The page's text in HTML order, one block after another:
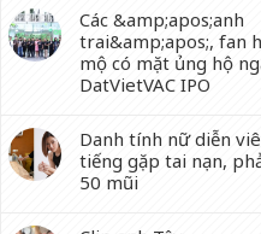
Các &amp;apos;anh
trai&amp;apos;, fan
mộ có mặt ủng hộ
DatVietVAC IPO
Danh tính nữ diễn
tiếng gặp tai nạn,
50 mũi